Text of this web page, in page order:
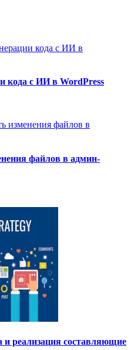
кода с ИИ в WordPress
файлов в админ-
и реализация составляющие